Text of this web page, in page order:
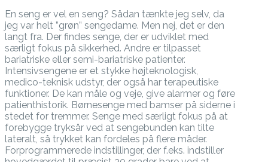
En seng er vel en seng? Sådan tænkte jeg selv, da
jeg var helt ”grøn” sengedame. Men nej, det er den
langt fra. Der findes senge, der er udviklet med
særligt fokus på sikkerhed. Andre er tilpasset
bariatriske eller semi-bariatriske patienter.
Intensivsengene er et stykke højteknologisk,
medico-teknisk udstyr, der også har terapeutiske
funktioner. De kan måle og veje, give alarmer og føre
patienthistorik. Børnesenge med bamser på siderne i
stedet for tremmer. Senge med særligt fokus på at
forebygge tryksår ved at sengebunden kan tilte
lateralt, så trykket kan fordeles på flere måder.
Forprogrammerede indstillinger, der f.eks. indstiller